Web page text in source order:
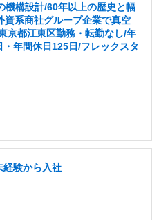
機構設計/60年以上の歴史と幅
資系商社グループ企業で真空
京都江東区勤務・転勤なし/年
年間休日125日/フレックスタ
経験から入社